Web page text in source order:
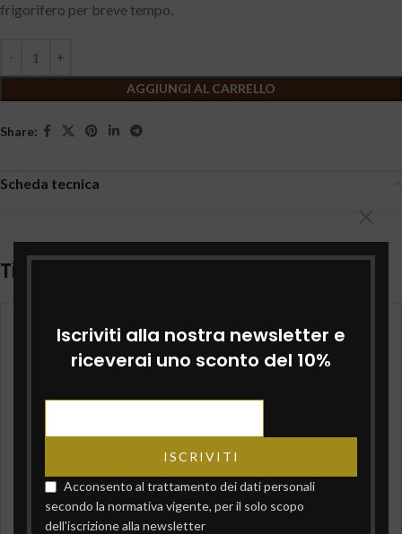
Iscriviti alla nostra newsletter e
riceverai uno sconto del 10%
Acconsento al trattamento dei dati personali
secondo la normativa vigente, per il solo scopo
dell'iscrizione alla newsletter
frigorifero per breve tempo.
AGGIUNGI AL CARRELLO
Share:
Scheda tecnica
Ti potrebbe interessare…
Salsa tartufata – 80g
Salsa tartufata al